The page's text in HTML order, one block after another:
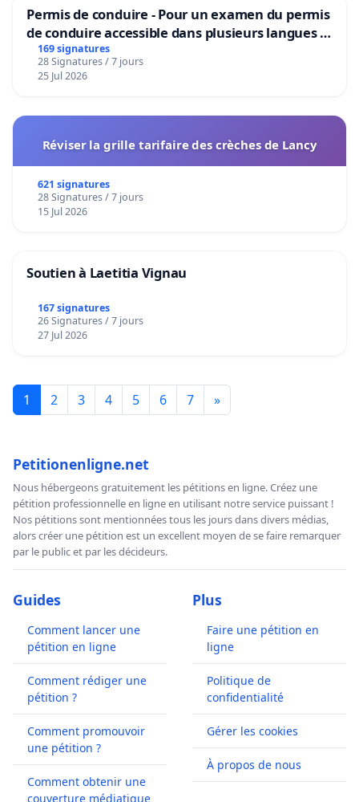
Permis de conduire - Pour un examen du permis
de conduire accessible dans plusieurs langues à
Bruxelles
169 signatures
28 Signatures / 7 jours
25 Jul 2026
Réviser la grille tarifaire des crèches de Lancy
621 signatures
28 Signatures / 7 jours
15 Jul 2026
Soutien à Laetitia Vignau
167 signatures
26 Signatures / 7 jours
27 Jul 2026
1 2 3 4 5 6 7 »
Petitionenligne.net
Nous hébergeons gratuitement les pétitions en ligne. Créez une
pétition professionnelle en ligne en utilisant notre service puissant !
Nos pétitions sont mentionnées tous les jours dans divers médias,
alors créer une pétition est un excellent moyen de se faire remarquer
par le public et par les décideurs.
Guides
Comment lancer une
pétition en ligne
Comment rédiger une
pétition ?
Comment promouvoir
une pétition ?
Comment obtenir une
couverture médiatique
Plus
Faire une pétition en
ligne
Politique de
confidentialité
Gérer les cookies
À propos de nous